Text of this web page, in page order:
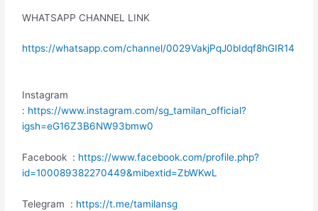
WHATSAPP CHANNEL LINK
https://whatsapp.com/channel/0029VakjPqJ0bIdqf8hGIR14
Instagram
: https://www.instagram.com/sg_tamilan_official?
igsh=eG16Z3B6NW93bmw0
Facebook : https://www.facebook.com/profile.php?
id=100089382270449&mibextid=ZbWKwL
Telegram : https://t.me/tamilansg